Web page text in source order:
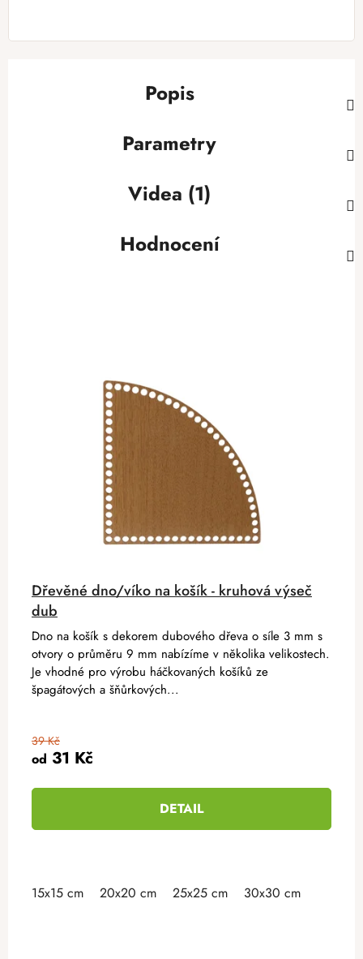
Popis
Parametry
Videa (1)
Hodnocení
Dřevěné dno/víko na košík - kruhová výseč
dub
od 31 Kč
39 Kč
DETAIL
Dno na košík s dekorem dubového dřeva o síle 3 mm s
otvory o průměru 9 mm nabízíme v několika velikostech.
Je vhodné pro výrobu háčkovaných košíků ze
špagátových a šňůrkových...
15x15 cm 20x20 cm 25x25 cm 30x30 cm